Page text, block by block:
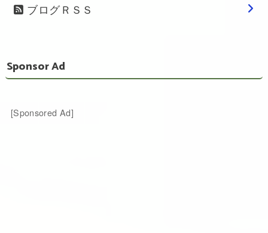
ブログＲＳＳ
Sponsor Ad
[Sponsored Ad]